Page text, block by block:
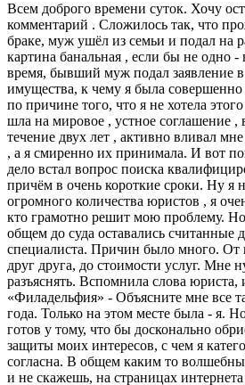
Всем доброго времени суток. Хочу
комментарий . Сложилось так, что
браке, муж ушёл из семьи и подал на
картина банальная , если бы не одно -
время, бывший муж подал заявление в
имущества, к чему я была совершенно
по причине того, что я не хотела
шла на мировое , устное соглашение
течение двух лет , активно вливал
, а я смиренно их принимала. И вот
дело встал вопрос поиска
причём в очень короткие сроки. Ну я
огромного количества юристов , я
кто грамотно решит мою проблему.
общем до суда оставались считанные
специалиста. Причин было много. От
друг друга, до стоимости услуг. Мне
разъяснять. Вспомнила слова юриста,
«Филадельфия» - Объясните мне все
года. Только на этом месте была - я.
готов у тому, что бы досконально
защиты моих интересов, с чем я
согласна. В общем каким то
и не скажешь, на страницах